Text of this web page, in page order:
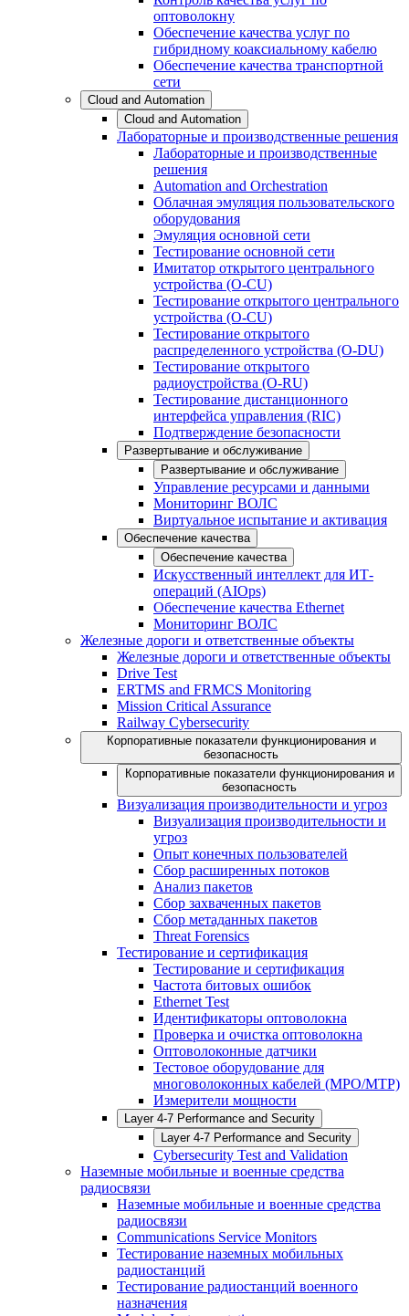
оптоволокну
Обеспечение качества услуг по
гибридному коаксиальному кабелю
Обеспечение качества транспортной
сети
Cloud and Automation
Cloud and Automation
Лабораторные и производственные решения
Лабораторные и производственные
решения
Automation and Orchestration
Облачная эмуляция пользовательского
оборудования
Эмуляция основной сети
Тестирование основной сети
Имитатор открытого центрального
устройства (O-CU)
Тестирование открытого центрального
устройства (O-CU)
Тестирование открытого
распределенного устройства (O-DU)
Тестирование открытого
радиоустройства (O-RU)
Тестирование дистанционного
интерфейса управления (RIC)
Подтверждение безопасности
Развертывание и обслуживание
Развертывание и обслуживание
Управление ресурсами и данными
Мониторинг ВОЛС
Виртуальное испытание и активация
Обеспечение качества
Обеспечение качества
Искусственный интеллект для ИТ-
операций (AIOps)
Обеспечение качества Ethernet
Мониторинг ВОЛС
Железные дороги и ответственные объекты
Железные дороги и ответственные объекты
Drive Test
ERTMS and FRMCS Monitoring
Mission Critical Assurance
Railway Cybersecurity
Корпоративные показатели функционирования и
безопасность
Корпоративные показатели функционирования и
безопасность
Визуализация производительности и угроз
Визуализация производительности и
угроз
Опыт конечных пользователей
Сбор расширенных потоков
Анализ пакетов
Сбор захваченных пакетов
Сбор метаданных пакетов
Threat Forensics
Тестирование и сертификация
Тестирование и сертификация
Частота битовых ошибок
Ethernet Test
Идентификаторы оптоволокна
Проверка и очистка оптоволокна
Оптоволоконные датчики
Тестовое оборудование для
многоволоконных кабелей (MPO/MTP)
Измерители мощности
Layer 4-7 Performance and Security
Layer 4-7 Performance and Security
Cybersecurity Test and Validation
Наземные мобильные и военные средства
радиосвязи
Наземные мобильные и военные средства
радиосвязи
Communications Service Monitors
Тестирование наземных мобильных
радиостанций
Тестирование радиостанций военного
назначения